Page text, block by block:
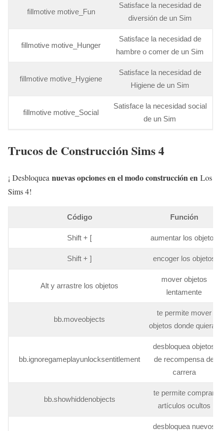
fillmotive motive_Fun
Satisface la necesidad de
diversión de un Sim
fillmotive motive_Hunger
Satisface la necesidad de
hambre o comer de un Sim
fillmotive motive_Hygiene
Satisface la necesidad de
Higiene de un Sim
fillmotive motive_Social
Satisface la necesidad social
de un Sim
Trucos de Construcción Sims 4
¡ Desbloquea nuevas opciones en el modo construcción en Los
Sims 4!
Código Función
Shift + [ aumentar los objetos
Shift + ] encoger los objetos
Alt y arrastre los objetos
mover objetos
lentamente
bb.moveobjects
te permite mover
objetos donde quieras
bb.ignoregameplayunlocksentitlement
desbloquea objetos
de recompensa de
carrera
bb.showhiddenobjects
te permite comprar
artículos ocultos
desbloquea nuevos